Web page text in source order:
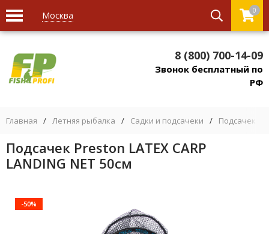
Москва 0
8 (800) 700-14-09
Звонок бесплатный по
РФ
Главная / Летняя рыбалка / Садки и подсачеки / Подсачек
Подсачек Preston LATEX CARP
LANDING NET 50см
-50%